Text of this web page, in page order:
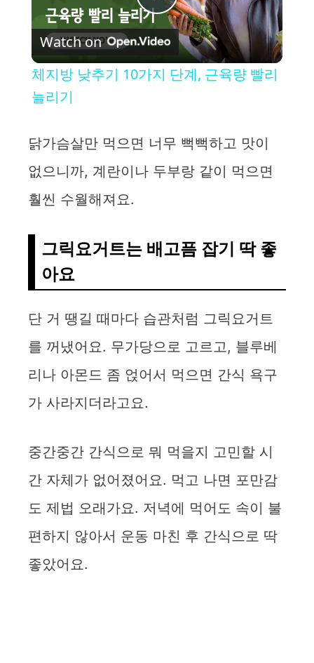
P
l
y
V
e
o
Watch on
체지방 낮추기 10가지 단계, 근육량 빨리
늘리기
닭가슴살만 먹으면 너무 뻑뻑하고 맛이
없으니까, 계란이나 두부랑 같이 먹으면
훨씬 수월해져요.
그릭요거트는 배고픔 잡기 딱 좋
아요
단 거 땡길 때마다 습관처럼 그릭요거트
를 꺼냈어요. 무가당으로 고르고, 블루베
리나 아몬드 좀 얹어서 먹으면 간식 욕구
가 사라지더라고요.
중간중간 간식으로 뭐 먹을지 고민할 시
간 자체가 없어졌어요. 먹고 나면 포만감
도 제법 오래가요. 저녁에 먹어도 속이 불
편하지 않아서 운동 마친 후 간식으로 딱
좋았어요.